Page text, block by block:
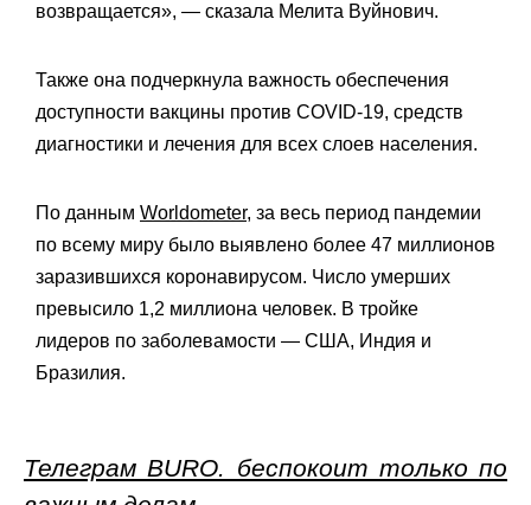
возвращается», — сказала Мелита Вуйнович.
Также она подчеркнула важность обеспечения
доступности вакцины против COVID-19, средств
диагностики и лечения для всех слоев населения.
По данным Worldometer, за весь период пандемии
по всему миру было выявлено более 47 миллионов
заразившихся коронавирусом. Число умерших
превысило 1,2 миллиона человек. В тройке
лидеров по заболевамости — США, Индия и
Бразилия.
Телеграм BURO. беспокоит только по